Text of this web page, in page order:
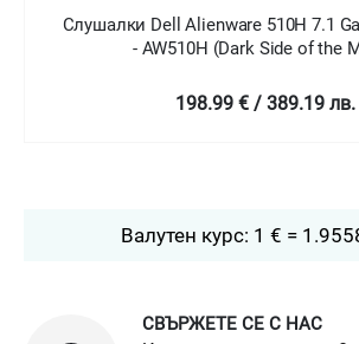
Слушалки Dell Alienware 510H 7.1
- AW510H (Dark Side of the
198.99 € / 389.19 лв.
Валутен курс: 1 € =
СВЪРЖЕТЕ СЕ С НАС